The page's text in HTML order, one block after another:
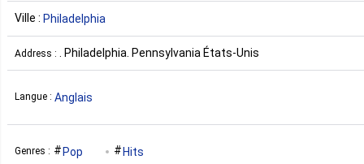
Ville : Philadelphia
Address : . Philadelphia. Pennsylvania États-Unis
Langue : Anglais
Genres : Pop Hits